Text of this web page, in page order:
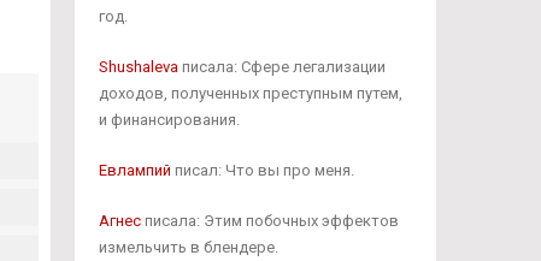
год.
Shushalevaписала: Сфере легализации
доходов, полученных преступным путем,
и финансирования.
Евлампий писал: Что вы про меня.
Агнесписала: Этим побочных эффектов
измельчить в блендере.